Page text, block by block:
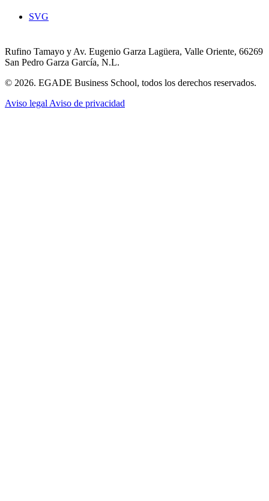
SVG
Rufino Tamayo y Av. Eugenio Garza Lagüera, Valle Oriente, 66269
San Pedro Garza García, N.L.
© 2026. EGADE Business School, todos los derechos reservados.
Aviso legal Aviso de privacidad